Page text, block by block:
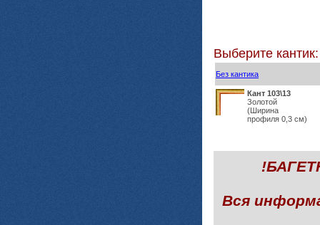
Выберите кантик:
Без кантика
Кант 103\13
Золотой
(Ширина
профиля 0,3 см)
Вся